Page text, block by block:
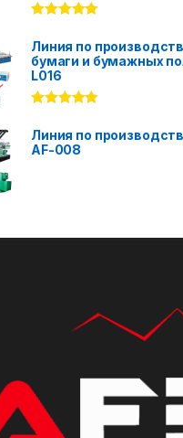
out of 5
Линия по
бумаги и бумажных
L016
out of 5
Линия по
AF-008